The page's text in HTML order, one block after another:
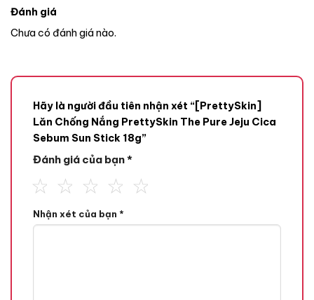
Đánh giá
Chưa có đánh giá nào.
Hãy là người đầu tiên nhận xét “[PrettySkin]
Lăn Chống Nắng PrettySkin The Pure Jeju Cica
Sebum Sun Stick 18g”
Đánh giá của bạn*
Nhận xét của bạn *